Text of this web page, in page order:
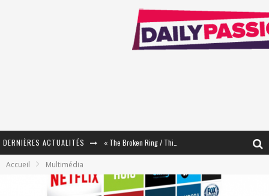
DERNIÈRES ACTUALITÉS
« Le Béton et le Bambou / Propositions pour Mayotte et le Monde. » - Améliorations !
Accueil Multimédia